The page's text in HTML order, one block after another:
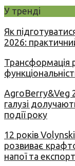
У тренді
Як
2026:
Трансформація
AgroBerry&Veg
галузі
події року
12 років
розвиває
напої та експорт